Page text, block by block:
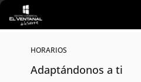
Ir al contenido principal
HORARIOS
Adaptándonos a ti